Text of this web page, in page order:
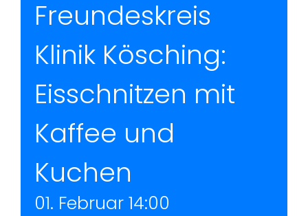
Freundeskreis
Klinik Kösching:
Eisschnitzen mit
Kaffee und
Kuchen
01. Februar 14:00